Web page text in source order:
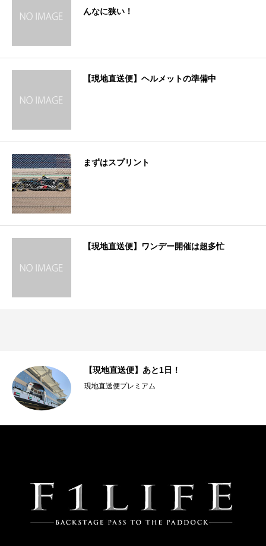
んなに狭い！
【現地直送便】ヘルメットの準備中
まずはスプリント
【現地直送便】ワンデー開催は超多忙
【現地直送便】あと1日！
現地直送便プレミアム